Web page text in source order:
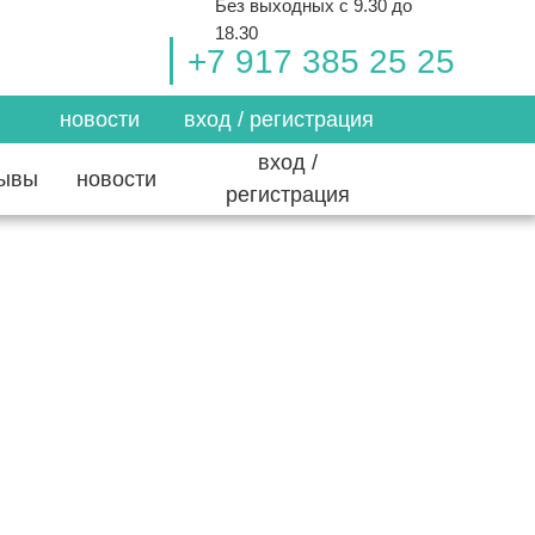
Без выходных с 9.30 до
18.30
+7 917 385 25 25
новости вход / регистрация
новости
вход /
регистрация